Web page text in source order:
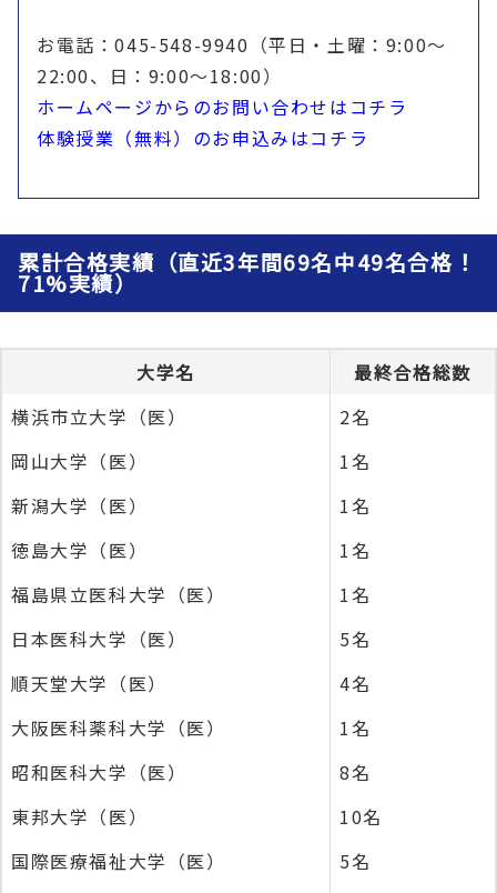
お電話：045-548-9940（平日・土曜：9:00〜
22:00、日：9:00〜18:00）
ホームページからのお問い合わせはコチラ
体験授業（無料）のお申込みはコチラ
累計合格実績（直近3年間69名中49名合格！
71%実績）
大学名
最終合格総数
横浜市立大学（医）
2名
岡山大学（医）
1名
新潟大学（医）
1名
徳島大学（医）
1名
福島県立医科大学（医）
1名
日本医科大学（医）
5名
順天堂大学（医）
4名
大阪医科薬科大学（医）
1名
昭和医科大学（医）
8名
東邦大学（医）
10名
国際医療福祉大学（医）
5名